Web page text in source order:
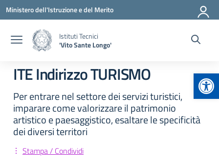
Vai ai contenuti
Vai al menu di navigazione
Vai al footer
Ministero dell'Istruzione e del Merito
Istituti Tecnici
'Vito Sante Longo'
ITE Indirizzo TURISMO
Per entrare nel settore dei servizi turistici,
imparare come valorizzare il patrimonio
artistico e paesaggistico, esaltare le specificità
dei diversi territori
Stampa / Condividi